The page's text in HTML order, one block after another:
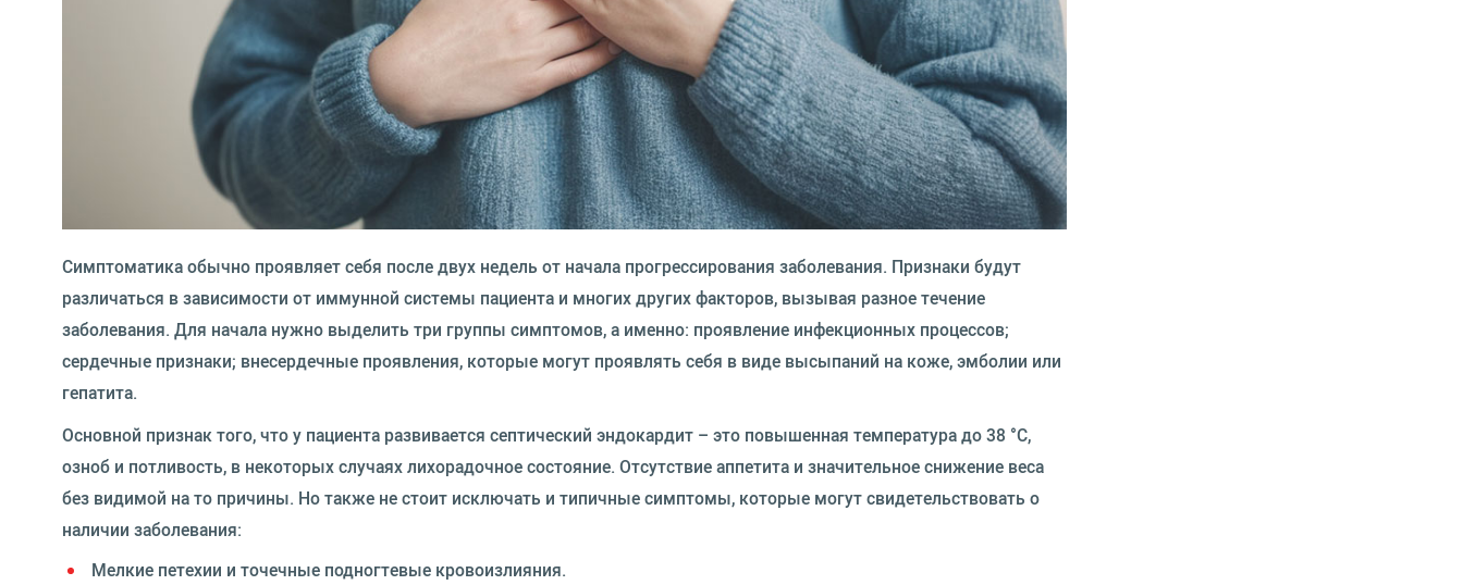
Симптоматика обычно проявляет себя после двух недель от начала прогрессирования заболевания. Признаки будут
различаться в зависимости от иммунной системы пациента и многих других факторов, вызывая разное течение
заболевания. Для начала нужно выделить три группы симптомов, а именно: проявление инфекционных процессов;
сердечные признаки; внесердечные проявления, которые могут проявлять себя в виде высыпаний на коже, эмболии или
гепатита.
Основной признак того, что у пациента развивается септический эндокардит – это повышенная температура до 38 °С,
озноб и потливость, в некоторых случаях лихорадочное состояние. Отсутствие аппетита и значительное снижение веса
без видимой на то причины. Но также не стоит исключать и типичные симптомы, которые могут свидетельствовать о
наличии заболевания:
Мелкие петехии и точечные подногтевые кровоизлияния.